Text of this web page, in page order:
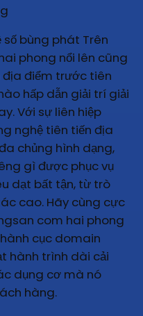
bùng phát Trên
phong nổi lên cũng
địa điểm trước tiên
hấp dẫn giải trí giải
Với sự liên hiệp
nghệ tiên tiến địa
chủng hình dạng,
gì được phục vụ
dạt bất tận, từ trò
cao. Hãy cùng cực
com hai phong
cục domain
hành trình dài cải
dụng cơ mà nó
hàng.